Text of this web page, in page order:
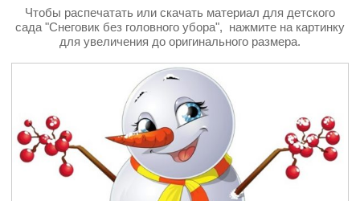
Чтобы распечатать или скачать материал для детского
сада "Снеговик без головного убора", нажмите на картинку
для увеличения до оригинального размера.